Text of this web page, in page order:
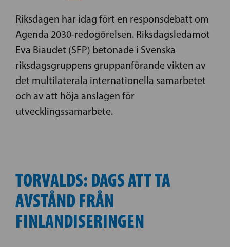
Riksdagen har idag fört en responsdebatt om
Agenda 2030-redogörelsen. Riksdagsledamot
Eva Biaudet (SFP) betonade i Svenska
riksdagsgruppens gruppanförande vikten av
det multilaterala internationella samarbetet
och av att höja anslagen för
utvecklingssamarbete.
TORVALDS: DAGS ATT TA
AVSTÅND FRÅN
FINLANDISERINGEN